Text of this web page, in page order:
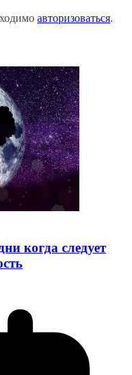
авторизоваться.
когда следует